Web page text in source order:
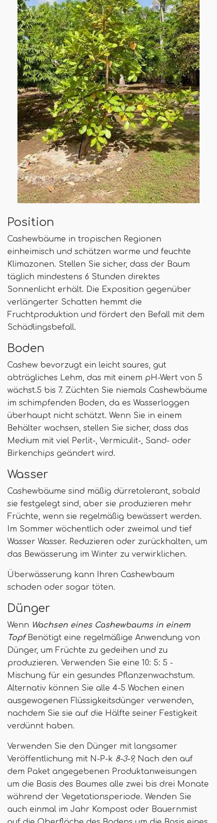
Position
Cashewbäume in tropischen Regionen
einheimisch und schätzen warme und feuchte
Klimazonen. Stellen Sie sicher, dass der Baum
täglich mindestens 6 Stunden direktes
Sonnenlicht erhält. Die Exposition gegenüber
verlängerter Schatten hemmt die
Fruchtproduktion und fördert den Befall mit dem
Schädlingsbefall.
Boden
Cashew bevorzugt ein leicht saures, gut
abträgliches Lehm, das mit einem pH-Wert von 5
wächst.5 bis 7. Züchten Sie niemals Cashewbäume
im schimpfenden Boden, da es Wasserloggen
überhaupt nicht schätzt. Wenn Sie in einem
Behälter wachsen, stellen Sie sicher, dass das
Medium mit viel Perlit-, Vermiculit-, Sand- oder
Birkenchips geändert wird.
Wasser
Cashewbäume sind mäßig dürretolerant, sobald
sie festgelegt sind, aber sie produzieren mehr
Früchte, wenn sie regelmäßig bewässert werden.
Im Sommer wöchentlich oder zweimal und tief
Wasser Wasser. Reduzieren oder zurückhalten, um
das Bewässerung im Winter zu verwirklichen.
Überwässerung kann Ihren Cashewbaum
schaden oder sogar töten.
Dünger
Wenn Wachsen eines Cashewbaums in einem
Topf Benötigt eine regelmäßige Anwendung von
Dünger, um Früchte zu gedeihen und zu
produzieren. Verwenden Sie eine 10: 5: 5 -
Mischung für ein gesundes Pflanzenwachstum.
Alternativ können Sie alle 4-5 Wochen einen
ausgewogenen Flüssigkeitsdünger verwenden,
nachdem Sie sie auf die Hälfte seiner Festigkeit
verdünnt haben.
Verwenden Sie den Dünger mit langsamer
Veröffentlichung mit N-P-k 8-3-9, Nach den auf
dem Paket angegebenen Produktanweisungen
um die Basis des Baumes alle zwei bis drei Monate
während der Vegetationsperiode. Wenden Sie
auch einmal im Jahr Kompost oder Bauernmist